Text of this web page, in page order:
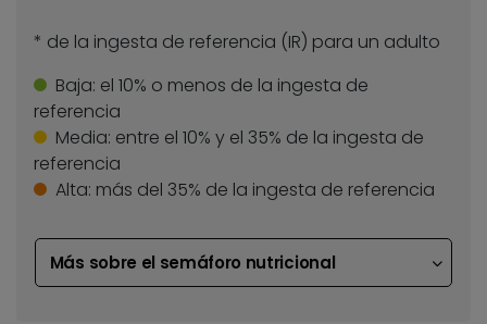
* de la ingesta de referencia (IR) para un adulto
Baja: el 10% o menos de la ingesta de
referencia
Media: entre el 10% y el 35% de la ingesta de
referencia
Alta: más del 35% de la ingesta de referencia
Más sobre el semáforo nutricional